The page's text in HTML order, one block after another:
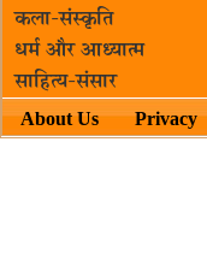
कला-संस्कृति
धर्म और आध्यात्म
साहित्य-संसार
About Us Privacy